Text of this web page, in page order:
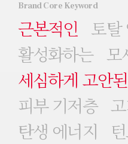
Brand Core Keyword
근본적인
토탈
활성화하는 모
세심하게 고안된
피부 기저층
탄생 에너지